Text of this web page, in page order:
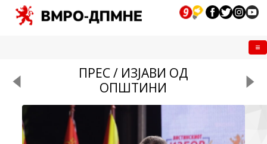
ПРЕС / ИЗЈАВИ ОД
ОПШТИНИ